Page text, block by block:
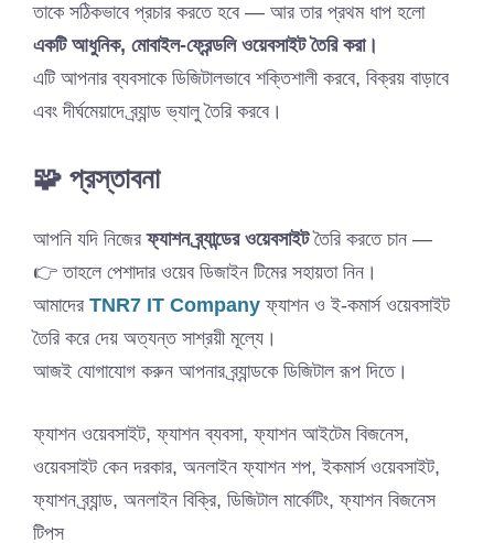
তাকে সঠিকভাবে প্রচার করতে হবে — আর তার প্রথম ধাপ হলো
একটি আধুনিক, মোবাইল-ফ্রেন্ডলি ওয়েবসাইট তৈরি করা।
এটি আপনার ব্যবসাকে ডিজিটালভাবে শক্তিশালী করবে, বিক্রয় বাড়াবে
এবং দীর্ঘমেয়াদে ব্র্যান্ড ভ্যালু তৈরি করবে।
🧩 প্রস্তাবনা
আপনি যদি নিজেরফ্যাশন ব্র্যান্ডের ওয়েবসাইটতৈরি করতে চান —
👉 তাহলে পেশাদার ওয়েব ডিজাইন টিমের সহায়তা নিন।
আমাদের TNR7 IT Company ফ্যাশন ও ই-কমার্স ওয়েবসাইট
তৈরি করে দেয় অত্যন্ত সাশ্রয়ী মূল্যে।
আজই যোগাযোগ করুন আপনার ব্র্যান্ডকে ডিজিটাল রূপ দিতে।
ফ্যাশন ওয়েবসাইট, ফ্যাশন ব্যবসা, ফ্যাশন আইটেম বিজনেস,
ওয়েবসাইট কেন দরকার, অনলাইন ফ্যাশন শপ, ইকমার্স ওয়েবসাইট,
ফ্যাশন ব্র্যান্ড, অনলাইন বিক্রি, ডিজিটাল মার্কেটিং, ফ্যাশন বিজনেস
টিপস